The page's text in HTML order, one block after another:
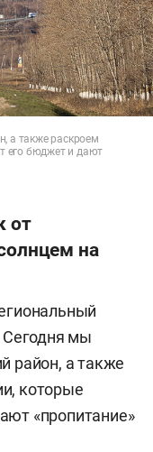
а также раскроем
его бюджет и дают
от
на
Сегодня мы
район, а также
которые
«пропитание»